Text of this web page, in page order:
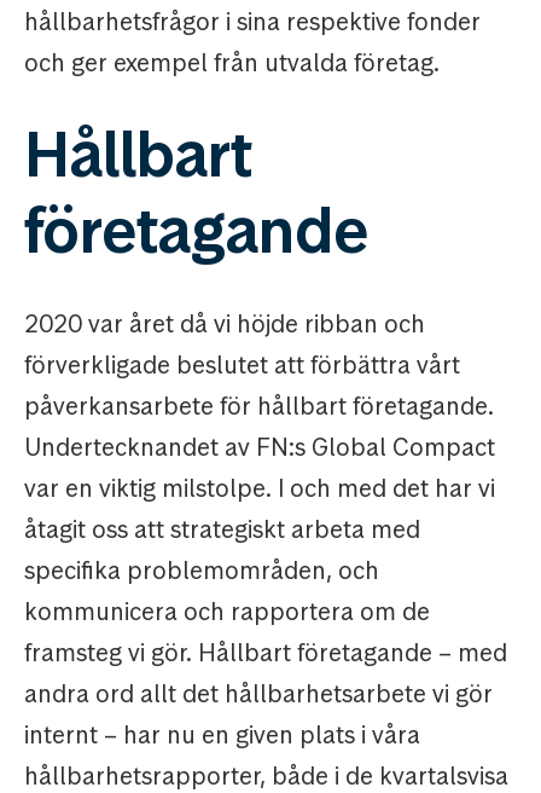
hållbarhetsfrågor i sina respektive fonder
och ger exempel från utvalda företag.
Hållbart
företagande
2020 var året då vi höjde ribban och
förverkligade beslutet att förbättra vårt
påverkansarbete för hållbart företagande.
Undertecknandet av FN:s Global Compact
var en viktig milstolpe. I och med det har vi
åtagit oss att strategiskt arbeta med
specifika problemområden, och
kommunicera och rapportera om de
framsteg vi gör. Hållbart företagande – med
andra ord allt det hållbarhetsarbete vi gör
internt – har nu en given plats i våra
hållbarhetsrapporter, både i de kvartalsvisa